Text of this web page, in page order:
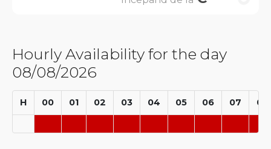
Hourly Availability for the day
08/08/2026
H 00 01 02 03 04 05 06 07 08